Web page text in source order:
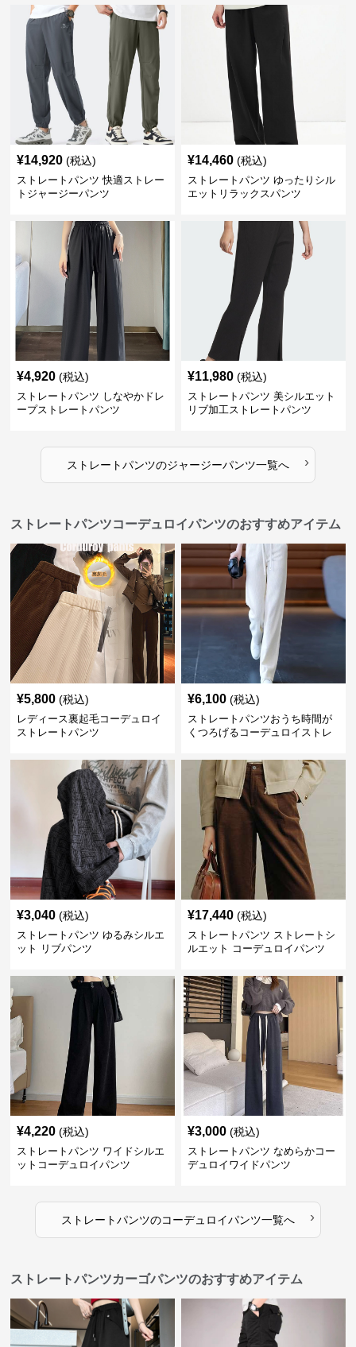
¥14,920 (税込)
ストレートパンツ 快適ストレー
トジャージーパンツ
¥14,460 (税込)
ストレートパンツ ゆったりシル
エットリラックスパンツ
¥4,920 (税込)
ストレートパンツ しなやかドレ
ープストレートパンツ
¥11,980 (税込)
ストレートパンツ 美シルエット
リブ加工ストレートパンツ
ストレートパンツのジャージーパンツ一覧へ ›
ストレートパンツコーデュロイパンツのおすすめアイテム
¥5,800 (税込)
レディース裏起毛コーデュロイ
ストレートパンツ
¥6,100 (税込)
ストレートパンツおうち時間が
くつろげるコーデュロイストレ
¥3,040 (税込)
ストレートパンツ ゆるみシルエ
ット リブパンツ
¥17,440 (税込)
ストレートパンツ ストレートシ
ルエット コーデュロイパンツ
¥4,220 (税込)
ストレートパンツ ワイドシルエ
ットコーデュロイパンツ
¥3,000 (税込)
ストレートパンツ なめらかコー
デュロイワイドパンツ
ストレートパンツのコーデュロイパンツ一覧へ ›
ストレートパンツカーゴパンツのおすすめアイテム